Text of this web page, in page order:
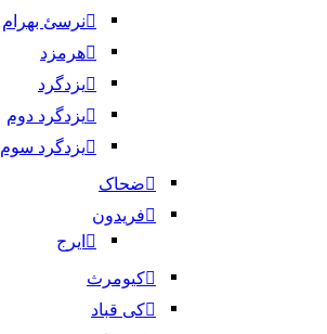
نرسئ بهرام‏
هرمزد
یزدگرد
یزدگرد دوم
یزدگرد سوم
ضحاک
فریدون
ایرج
کیومرث
کی قباد